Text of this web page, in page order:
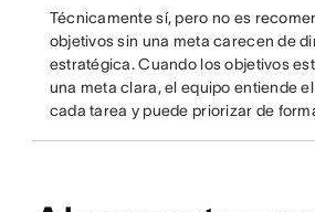
Técnicamente sí, pero no es
objetivos sin una meta carecen de
estratégica. Cuando los objetivos
una meta clara, el equipo entiende
cada tarea y puede priorizar de